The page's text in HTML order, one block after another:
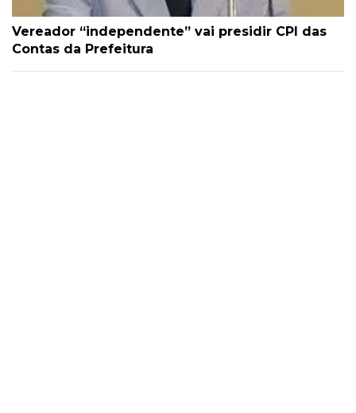
Vereador “independente” vai presidir CPI das
Contas da Prefeitura